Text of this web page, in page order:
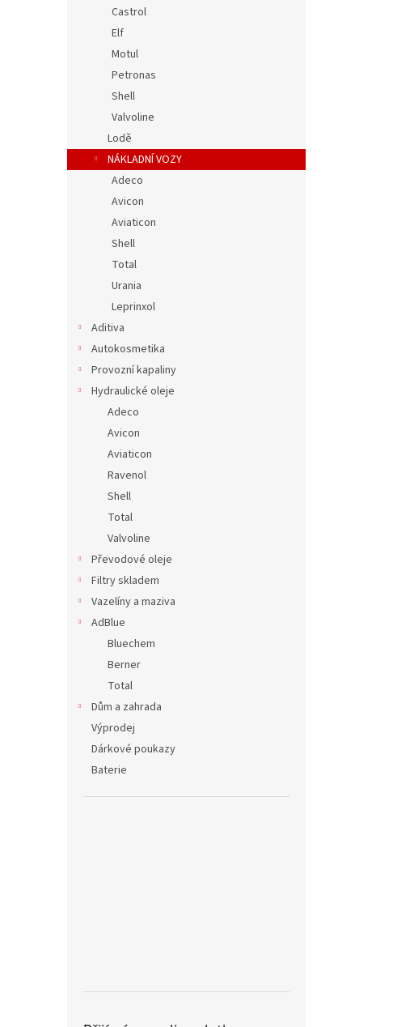
Castrol
Elf
Motul
Petronas
Shell
Valvoline
Lodě
NÁKLADNÍ VOZY
Adeco
Avicon
Aviaticon
Shell
Total
Urania
Leprinxol
Aditiva
Autokosmetika
Provozní kapaliny
Hydraulické oleje
Adeco
Avicon
Aviaticon
Ravenol
Shell
Total
Valvoline
Převodové oleje
Filtry skladem
Vazelíny a maziva
AdBlue
Bluechem
Berner
Total
Dům a zahrada
Výprodej
Dárkové poukazy
Baterie